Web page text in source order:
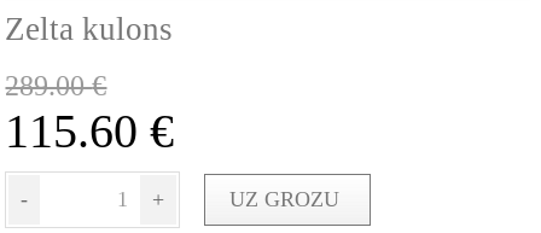
Zelta kulons
289.00€
115.60€
- + UZ GROZU